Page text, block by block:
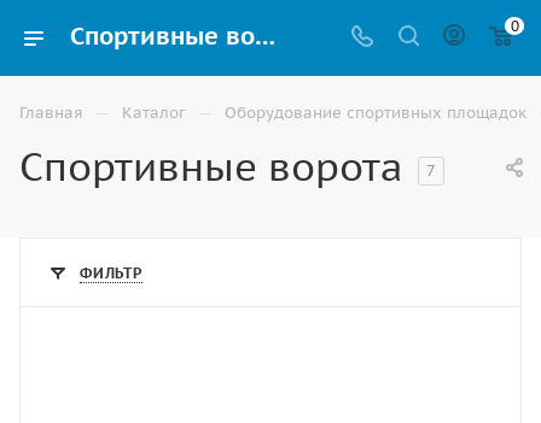
Спортивные ворота для командных игр купить в Волжском 0
Главная — Каталог — Оборудование спортивных площадок
Спортивные ворота 7
ФИЛЬТР